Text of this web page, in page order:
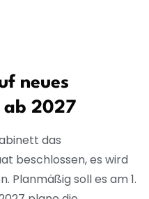
neues
ab 2027
das
beschlossen, es wird
Planmäßig soll es am 1.